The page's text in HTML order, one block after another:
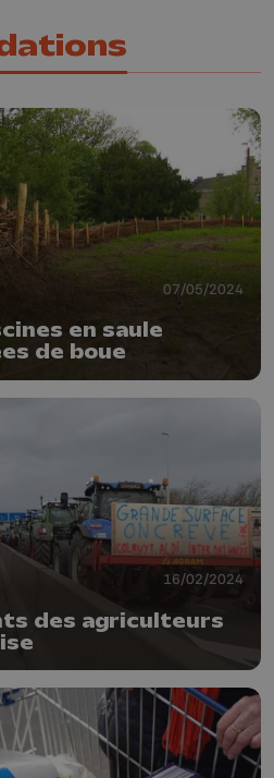
07/05/2024
en saule
de boue
16/02/2024
des agriculteurs